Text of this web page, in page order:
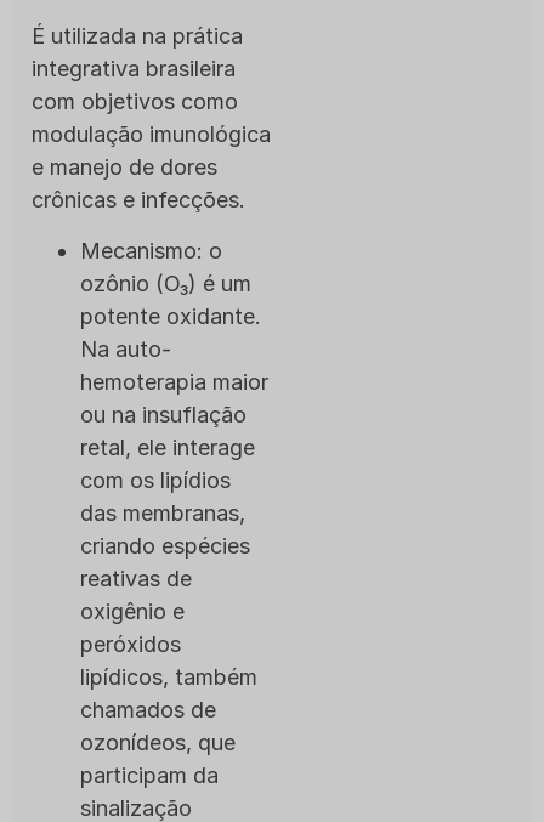
É utilizada na prática
integrativa brasileira
com objetivos como
modulação imunológica
e manejo de dores
crônicas e infecções.
Mecanismo: o
ozônio (O₃) é um
potente oxidante.
Na auto-
hemoterapia maior
ou na insuflação
retal, ele interage
com os lipídios
das membranas,
criando espécies
reativas de
oxigênio e
peróxidos
lipídicos, também
chamados de
ozonídeos, que
participam da
sinalização